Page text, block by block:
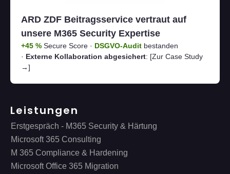
ARD ZDF Beitragsservice vertraut auf
unsere M365 Security Expertise
+45 % Secure Score · DSGVO-Audit bestanden
· Externe Kollaboration abgesichert: [Zur Case Study
→]
Leistungen
Erstgespräch - M365 Security & Härtung
Microsoft 365 Consulting
M 365 Compliance & Hardening
Microsoft Office 365 Migration